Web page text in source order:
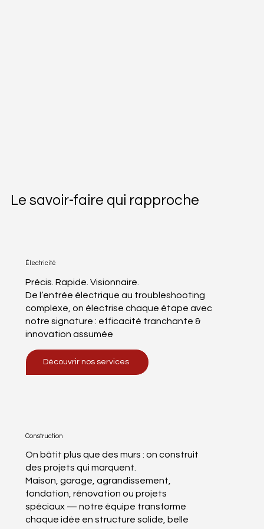
Le savoir-faire qui rapproche
Précis. Rapide. Visionnaire.
De l’entrée électrique au troubleshooting
complexe, on électrise chaque étape avec
notre signature : efficacité tranchante &
innovation assumée
Électricité
Découvrir nos services
Construction
On bâtit plus que des murs : on construit
des projets qui marquent.
Maison, garage, agrandissement,
fondation, rénovation ou projets
spéciaux — notre équipe transforme
chaque idée en structure solide, belle